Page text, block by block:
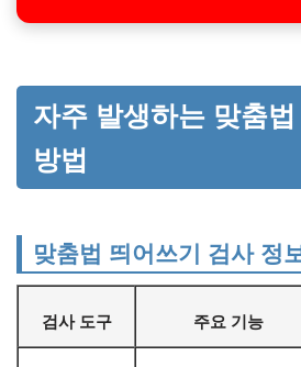
자주 발생하는 맞춤
방법
맞춤법 띄어쓰기 검사 정
검사 도구 주요 기능